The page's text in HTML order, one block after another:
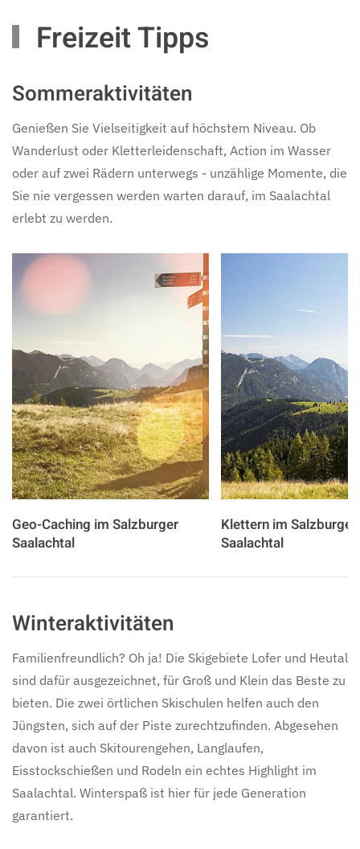
Freizeit Tipps
Sommeraktivitäten
Genießen Sie Vielseitigkeit auf höchstem Niveau. Ob
Wanderlust oder Kletterleidenschaft, Action im Wasser
oder auf zwei Rädern unterwegs - unzählige Momente, die
Sie nie vergessen werden warten darauf, im Saalachtal
erlebt zu werden.
Geo-Caching im Salzburger
Saalachtal
Klettern im Salzburger
Saalachtal
Winteraktivitäten
Familienfreundlich? Oh ja! Die Skigebiete Lofer und Heutal
sind dafür ausgezeichnet, für Groß und Klein das Beste zu
bieten. Die zwei örtlichen Skischulen helfen auch den
Jüngsten, sich auf der Piste zurechtzufinden. Abgesehen
davon ist auch Skitourengehen, Langlaufen,
Eisstockschießen und Rodeln ein echtes Highlight im
Saalachtal. Winterspaß ist hier für jede Generation
garantiert.